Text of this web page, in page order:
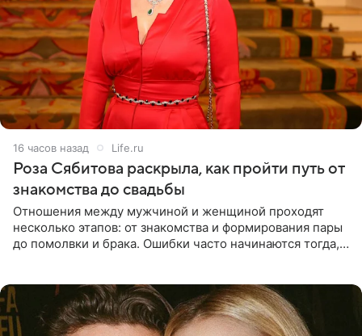
16 часов назад Life.ru
Роза Сябитова раскрыла, как пройти путь от
знакомства до свадьбы
Отношения между мужчиной и женщиной проходят
несколько этапов: от знакомства и формирования пары
до помолвки и брака. Ошибки часто начинаются тогда,